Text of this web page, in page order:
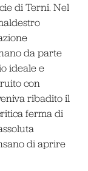
di Terni. Nel
da parte
ideale e
con
ribadito il
ferma di
di aprire